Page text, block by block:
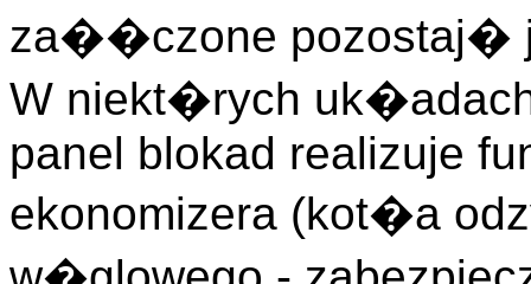
za��czone pozostaj�
W niekt�rych
panel blokad realizuje
ekonomizera (kot�a